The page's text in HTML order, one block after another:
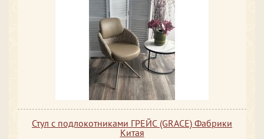
Стул с подлокотниками ГРЕЙС (GRACE) Фабрики
Китая